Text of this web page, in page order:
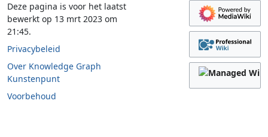
Deze pagina is voor het laatst
bewerkt op 13 mrt 2023 om
21:45.
Privacybeleid
Over Knowledge Graph
Kunstenpunt
Voorbehoud